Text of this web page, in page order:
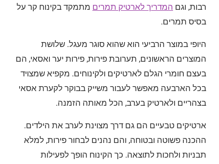
רבות, וגם המדריך לארטיק תמרים מתמקד בקינוח קר על
בסיס תמרים.
היופי במוצר הרביעי הוא שהוא סוגר מעגל. שלושת
המוצרים הראשונים, תערובת פירות, פירות יער ואסאי, הם
בעצם חומרי הגלם לארטיקים ולקינוחים. מקפיא שמצויד
בכל הארבעה מאפשר לעבור משייק בבוקר לקערת אסאי
בצהריים ולארטיק בערב, הכל מאותה הזמנה.
ארטיקים טבעיים הם גם דרך מצוינת לערב את הילדים.
ההכנה פשוטה ובטוחה, והם נהנים לבחור פירות, למלא
תבניות ולחכות לתוצאה. כך הקינוח הופך לפעילות